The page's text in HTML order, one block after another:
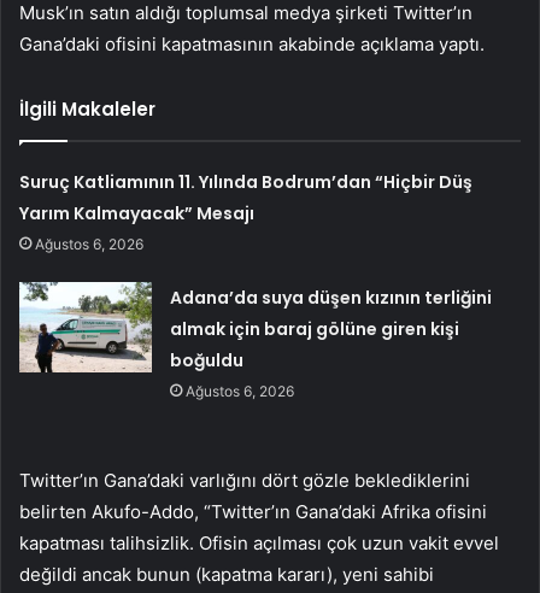
Musk’ın satın aldığı toplumsal medya şirketi Twitter’ın
Gana’daki ofisini kapatmasının akabinde açıklama yaptı.
İlgili Makaleler
Suruç Katliamının 11. Yılında Bodrum’dan “Hiçbir Düş
Yarım Kalmayacak” Mesajı
Ağustos 6, 2026
Adana’da suya düşen kızının terliğini
almak için baraj gölüne giren kişi
boğuldu
Ağustos 6, 2026
Twitter’ın Gana’daki varlığını dört gözle beklediklerini
belirten Akufo-Addo, “Twitter’ın Gana’daki Afrika ofisini
kapatması talihsizlik. Ofisin açılması çok uzun vakit evvel
değildi ancak bunun (kapatma kararı), yeni sahibi